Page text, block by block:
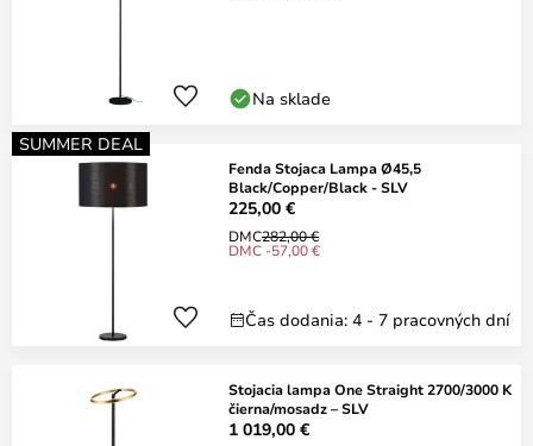
Na sklade
SUMMER DEAL
Fenda Stojaca Lampa Ø45,5
Black/Copper/Black - SLV
225,00 €
DMC282,00 €
DMC -57,00 €
Čas dodania: 4 - 7 pracovných dní
Stojacia lampa One Straight 2700/3000 K
čierna/mosadz – SLV
1 019,00 €